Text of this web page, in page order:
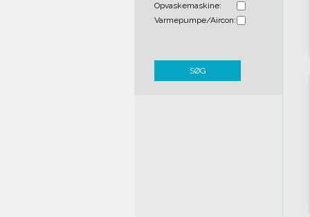
Opvaskemaskine:
Varmepumpe/Aircon:
SØG